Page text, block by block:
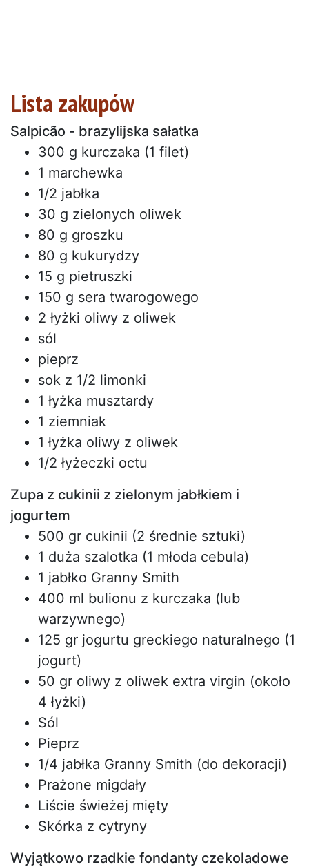
Lista zakupów
Salpicão - brazylijska sałatka
300 g kurczaka (1 filet)
1 marchewka
1/2 jabłka
30 g zielonych oliwek
80 g groszku
80 g kukurydzy
15 g pietruszki
150 g sera twarogowego
2 łyżki oliwy z oliwek
sól
pieprz
sok z 1/2 limonki
1 łyżka musztardy
1 ziemniak
1 łyżka oliwy z oliwek
1/2 łyżeczki octu
Zupa z cukinii z zielonym jabłkiem i
jogurtem
500 gr cukinii (2 średnie sztuki)
1 duża szalotka (1 młoda cebula)
1 jabłko Granny Smith
400 ml bulionu z kurczaka (lub
warzywnego)
125 gr jogurtu greckiego naturalnego (1
jogurt)
50 gr oliwy z oliwek extra virgin (około
4 łyżki)
Sól
Pieprz
1/4 jabłka Granny Smith (do dekoracji)
Prażone migdały
Liście świeżej mięty
Skórka z cytryny
Wyjątkowo rzadkie fondanty czekoladowe